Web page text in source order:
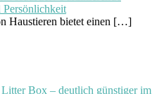
Haustieren bietet einen […]
Box – deutlich günstiger im